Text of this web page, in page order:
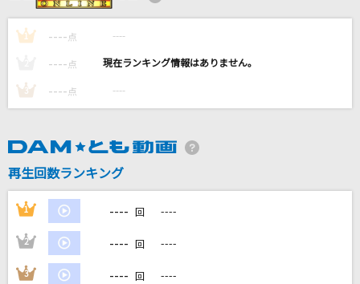
清水翔太
桜晴
[生音]茜さす
[生音]長い髪
FOMARE
DAMの新曲・ランキングなど
1 ---- 点 ----
---- 点 ----
3 ---- 点 ----
再生回数ランキング
1 ---- 回 ----
2 ---- 回 ----
3 ---- 回 ----